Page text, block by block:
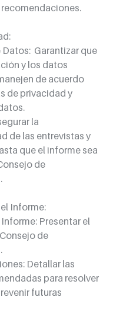
Garantizar que
y los datos
de acuerdo
de privacidad y
la
de las entrevistas y
que el informe sea
de
Informe:
Presentar el
de
Detallar las
para resolver
futuras